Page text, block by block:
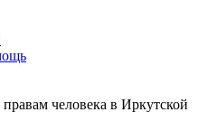
человека в Иркутской